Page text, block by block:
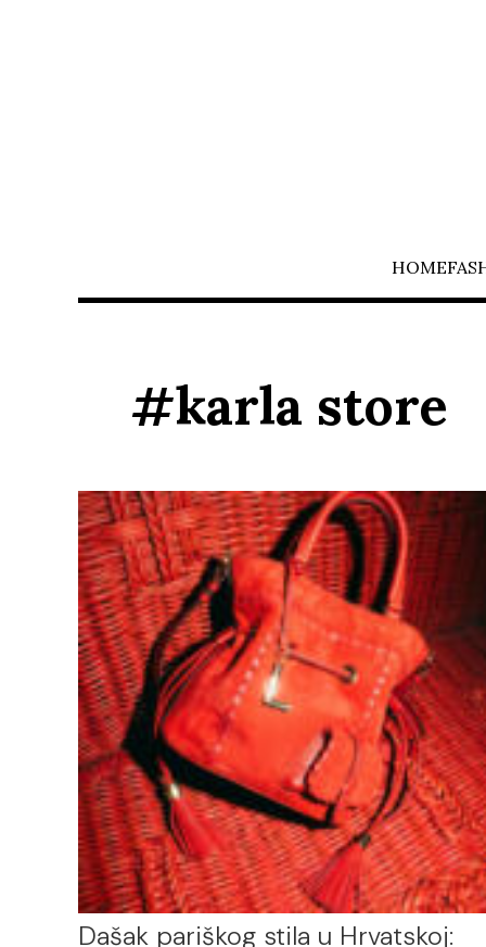
HOME
#karla store
Dašak pariškog stila u Hrvatskoj: